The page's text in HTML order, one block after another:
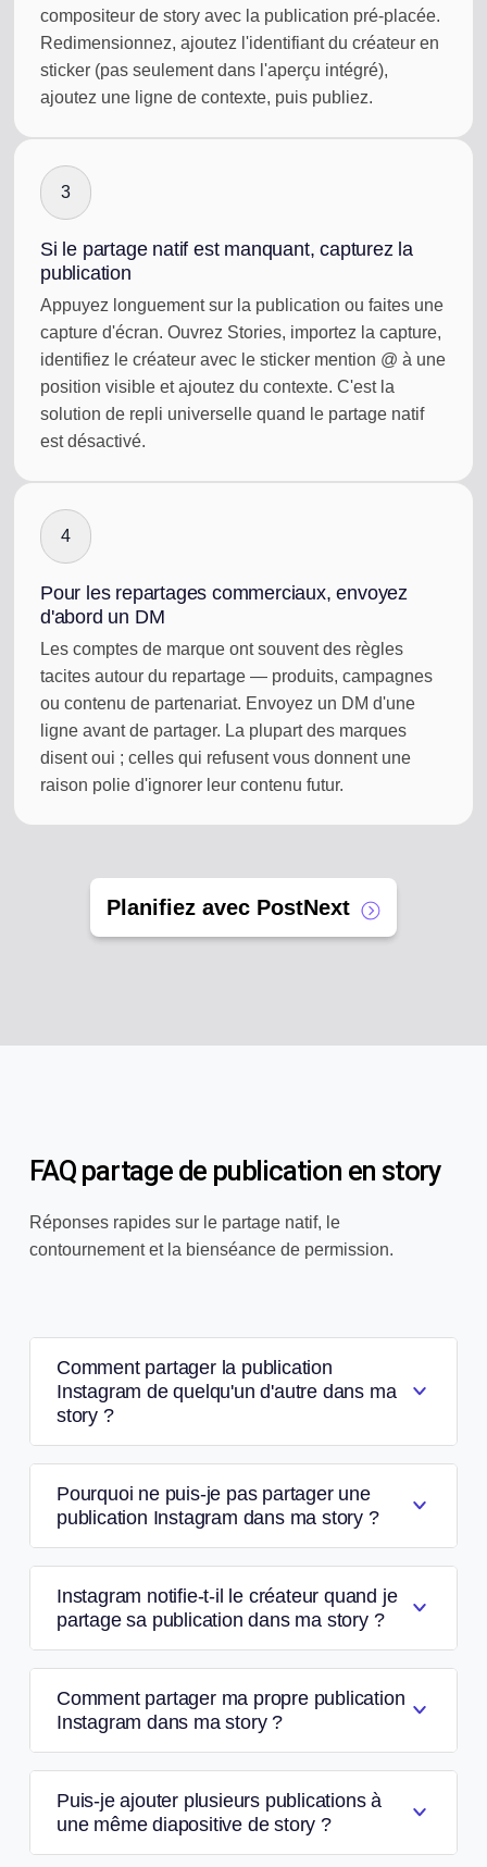
compositeur de story avec la publication pré-placée.
Redimensionnez, ajoutez l'identifiant du créateur en
sticker (pas seulement dans l'aperçu intégré),
ajoutez une ligne de contexte, puis publiez.
3
Si le partage natif est manquant, capturez la
publication
Appuyez longuement sur la publication ou faites une
capture d'écran. Ouvrez Stories, importez la capture,
identifiez le créateur avec le sticker mention @ à une
position visible et ajoutez du contexte. C'est la
solution de repli universelle quand le partage natif
est désactivé.
4
Pour les repartages commerciaux, envoyez
d'abord un DM
Les comptes de marque ont souvent des règles
tacites autour du repartage — produits, campagnes
ou contenu de partenariat. Envoyez un DM d'une
ligne avant de partager. La plupart des marques
disent oui ; celles qui refusent vous donnent une
raison polie d'ignorer leur contenu futur.
Planifiez avec PostNext
FAQ partage de publication en story
Réponses rapides sur le partage natif, le
contournement et la bienséance de permission.
Comment partager la publication
Instagram de quelqu'un d'autre dans ma
story ?
Pourquoi ne puis-je pas partager une
publication Instagram dans ma story ?
Instagram notifie-t-il le créateur quand je
partage sa publication dans ma story ?
Comment partager ma propre publication
Instagram dans ma story ?
Puis-je ajouter plusieurs publications à
une même diapositive de story ?